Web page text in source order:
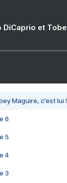
DiCaprio et
Maguire, c'est
6
5
4
3